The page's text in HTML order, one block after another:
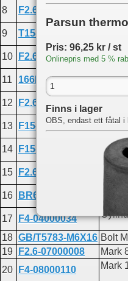
8 F2.6-04000007 Hose
9 T15-04000010
10 F2.6-04000005
11 166F-010104
12 F2.6-04040100
13 F15-04000005 Joint
14 F15-00000013 Pin
15 F2.6-04000001
16 BR6HS
17 F4-04000034
18 GB/T5783-M6X16 Bolt
19
F2.6-07000008 Mark
20 F4-08000110 Mark
Parsun
Pris: 96,25 kr / st
Onlinepris med 5 %
Finns i lager
OBS, endast ett fåtal i
Du hittar delen
F2.6